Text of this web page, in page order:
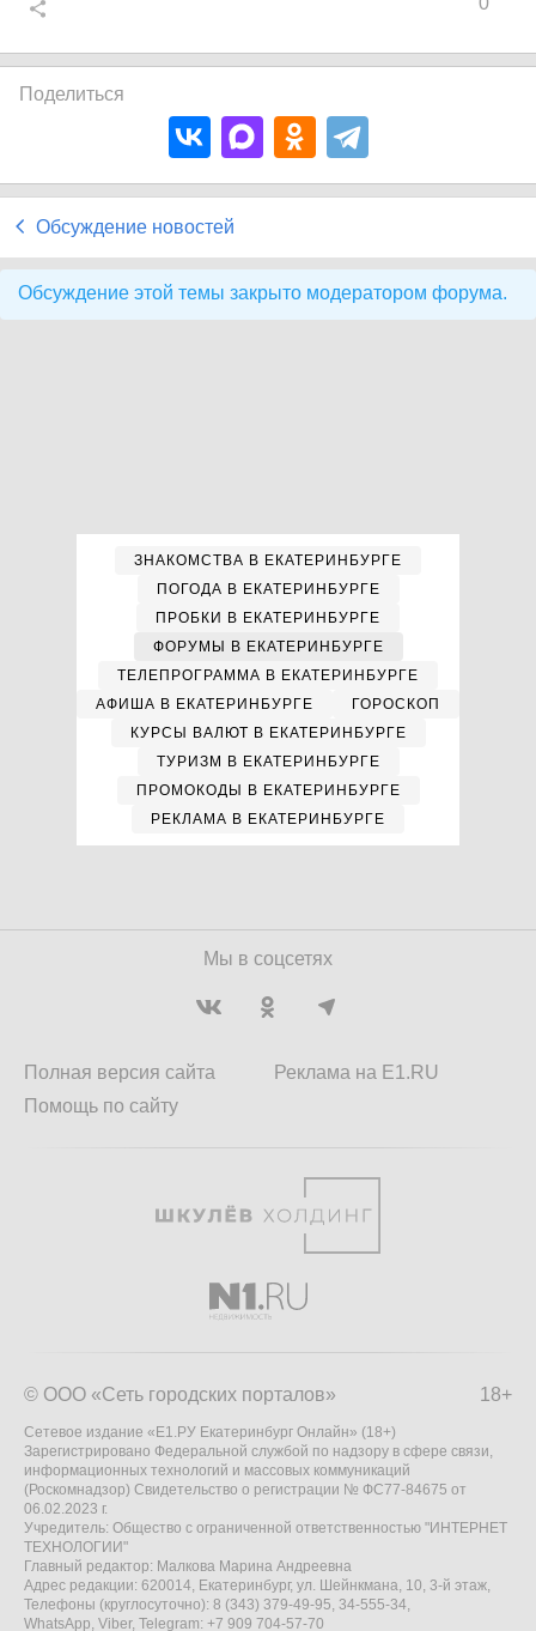
Поделиться
Обсуждение новостей
Обсуждение этой темы закрыто модератором форума.
ЗНАКОМСТВА В ЕКАТЕРИНБУРГЕ
ПОГОДА В ЕКАТЕРИНБУРГЕ
ПРОБКИ В ЕКАТЕРИНБУРГЕ
ФОРУМЫ В ЕКАТЕРИНБУРГЕ
ТЕЛЕПРОГРАММА В ЕКАТЕРИНБУРГЕ
АФИША В ЕКАТЕРИНБУРГЕ
ГОРОСКОП
КУРСЫ ВАЛЮТ В ЕКАТЕРИНБУРГЕ
ТУРИЗМ В ЕКАТЕРИНБУРГЕ
ПРОМОКОДЫ В ЕКАТЕРИНБУРГЕ
РЕКЛАМА В ЕКАТЕРИНБУРГЕ
Мы в соцсетях
Полная версия сайта
Помощь по сайту
Реклама на E1.RU
18+
© ООО «Сеть городских порталов»
Сетевое издание «Е1.РУ Екатеринбург Онлайн» (18+)
Зарегистрировано Федеральной службой по надзору в сфере связи,
информационных технологий и массовых коммуникаций
(Роскомнадзор) Свидетельство о регистрации № ФС77-84675 от
06.02.2023 г.
Учредитель: Общество с ограниченной ответственностью "ИНТЕРНЕТ
ТЕХНОЛОГИИ"
Главный редактор: Малкова Марина Андреевна
Адрес редакции: 620014, Екатеринбург, ул. Шейнкмана, 10, 3-й этаж,
Телефоны (круглосуточно): 8 (343) 379-49-95, 34-555-34,
WhatsApp, Viber, Telegram: +7 909 704-57-70